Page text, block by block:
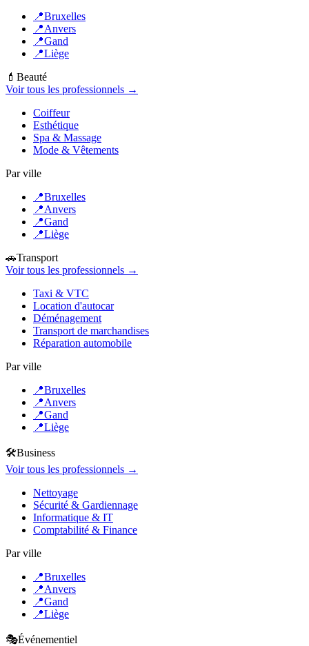
📍Bruxelles
📍Anvers
📍Gand
📍Liège
💄 Beauté
Voir tous les professionnels →
Coiffeur
Esthétique
Spa & Massage
Mode & Vêtements
Par ville
📍Bruxelles
📍Anvers
📍Gand
📍Liège
🚗Transport
Voir tous les professionnels →
Taxi & VTC
Location d'autocar
Déménagement
Transport de marchandises
Réparation automobile
Par ville
📍Bruxelles
📍Anvers
📍Gand
📍Liège
🛠️Business
Voir tous les professionnels →
Nettoyage
Sécurité & Gardiennage
Informatique & IT
Comptabilité & Finance
Par ville
📍Bruxelles
📍Anvers
📍Gand
📍Liège
🎭Événementiel